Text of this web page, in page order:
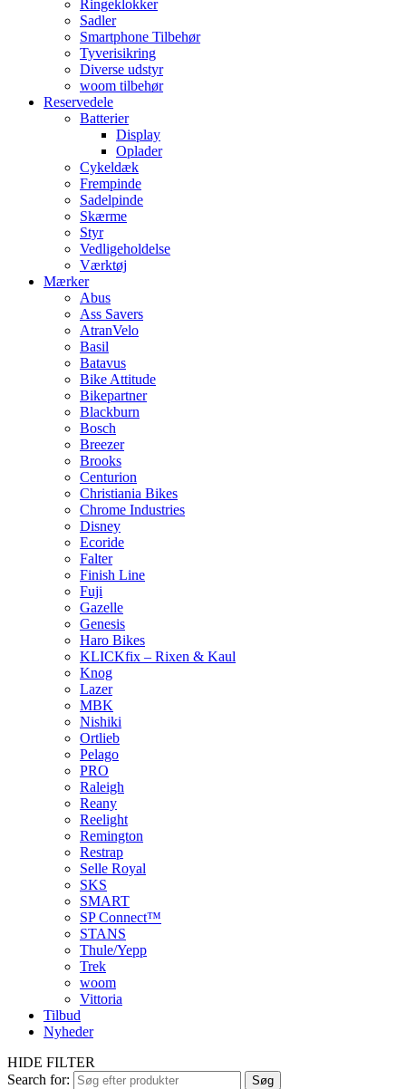
Ringeklokker
Sadler
Smartphone Tilbehør
Tyverisikring
Diverse udstyr
woom tilbehør
Reservedele
Batterier
Display
Oplader
Cykeldæk
Frempinde
Sadelpinde
Skærme
Styr
Vedligeholdelse
Værktøj
Mærker
Abus
Ass Savers
AtranVelo
Basil
Batavus
Bike Attitude
Bikepartner
Blackburn
Bosch
Breezer
Brooks
Centurion
Christiania Bikes
Chrome Industries
Disney
Ecoride
Falter
Finish Line
Fuji
Gazelle
Genesis
Haro Bikes
KLICKfix – Rixen & Kaul
Knog
Lazer
MBK
Nishiki
Ortlieb
Pelago
PRO
Raleigh
Reany
Reelight
Remington
Restrap
Selle Royal
SKS
SMART
SP Connect™
STANS
Thule/Yepp
Trek
woom
Vittoria
Tilbud
Nyheder
HIDE FILTER
Search for:
Søg